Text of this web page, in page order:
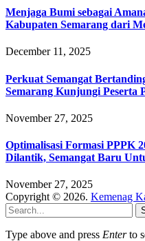
Menjaga Bumi sebagai
Kabupaten Semarang dari
December 11, 2025
Perkuat Semangat
Semarang Kunjungi Peserta
November 27, 2025
Optimalisasi Formasi PPPK
Dilantik, Semangat Baru
November 27, 2025
Copyright © 2026. Kemenag
Type above and press Enterto